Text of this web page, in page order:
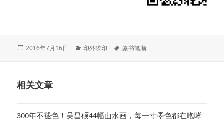
发
2016年7月16日
分
印外求印
标
篆书笔顺
相关文章
300年不褪色！吴昌硕44幅山水画，每一寸墨色都在咆哮